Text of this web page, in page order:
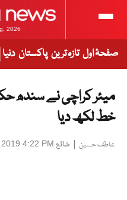
2026
صفحۂ اول تازہ ترین پاکستان دنیا
میئر کراچی نے سندھ
خط لکھ دیا
عاطف حسین | شائع 4:22 PM